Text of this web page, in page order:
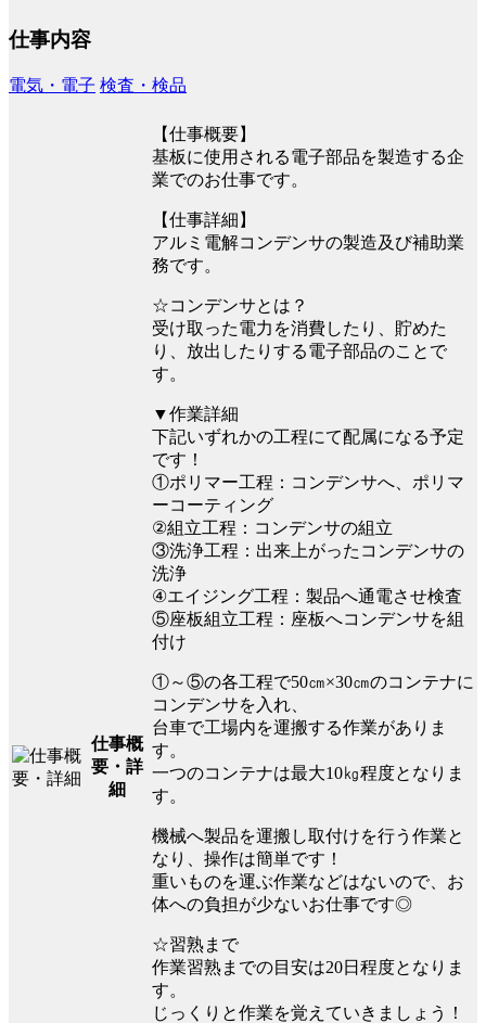
仕事内容
電気・電子 検査・検品
仕事概
要・詳
細
【仕事概要】
基板に使用される電子部品を製造する企
業でのお仕事です。
【仕事詳細】
アルミ電解コンデンサの製造及び補助業
務です。
☆コンデンサとは？
受け取った電力を消費したり、貯めた
り、放出したりする電子部品のことで
す。
▼作業詳細
下記いずれかの工程にて配属になる予定
です！
①ポリマー工程：コンデンサへ、ポリマ
ーコーティング
②組立工程：コンデンサの組立
③洗浄工程：出来上がったコンデンサの
洗浄
④エイジング工程：製品へ通電させ検査
⑤座板組立工程：座板へコンデンサを組
付け
①～⑤の各工程で50㎝×30㎝のコンテナに
コンデンサを入れ、
台車で工場内を運搬する作業がありま
す。
一つのコンテナは最大10㎏程度となりま
す。
機械へ製品を運搬し取付けを行う作業と
なり、操作は簡単です！
重いものを運ぶ作業などはないので、お
体への負担が少ないお仕事です◎
☆習熟まで
作業習熟までの目安は20日程度となりま
す。
じっくりと作業を覚えていきましょう！